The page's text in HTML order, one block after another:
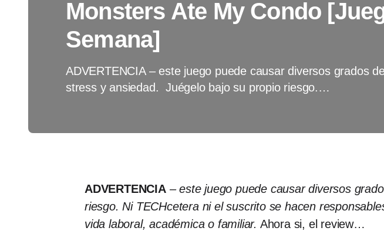
Monsters Ate My Condo
Semana]
ADVERTENCIA – este juego puede causar diversos grados
stress y ansiedad. Juégelo bajo su propio riesgo.…
ADVERTENCIA – este juego puede causar diversos
riesgo. Ni TECHcetera ni el suscrito se hacen
vida laboral, académica o familiar. Ahora si, el review…